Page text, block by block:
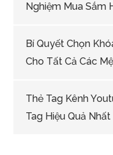
Nghiệm Mua Sắm
Bí Quyết Chọn
Cho Tất Cả Các
Thẻ Tag Kênh
Tag Hiệu Quả Nhất